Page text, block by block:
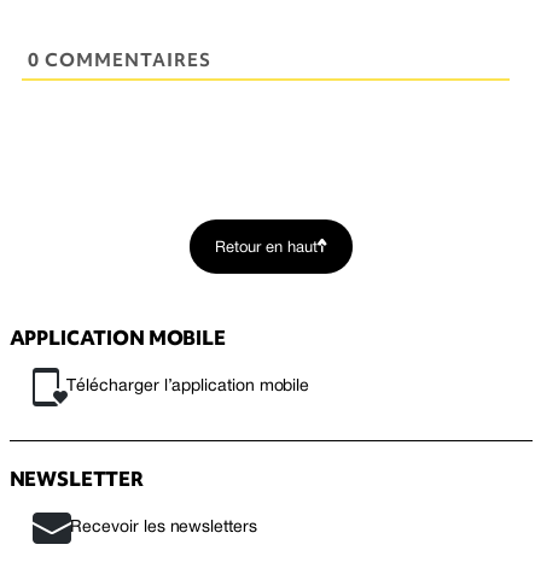
0 COMMENTAIRES
Retour en haut
APPLICATION MOBILE
Télécharger l’application mobile
NEWSLETTER
Recevoir les newsletters